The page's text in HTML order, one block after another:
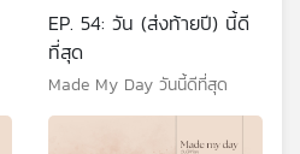
EP. 54: วัน (ส่งท้ายปี) นี้ดี
ที่สุด
Made My Day วันนี้ดีที่สุด